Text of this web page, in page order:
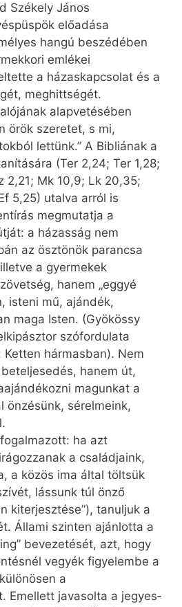
Székely János
előadása
hangú beszédében
emlékei
a há­zas­kapcsolat és a
meghittségét.
alapvetésében
örök szeretet, s mi,
lettünk.” A Bibliának a
(Ter 2,24; Ter 1,28;
2,21; Mk 10,9; Lk 20,35;
5,25) utalva arról is
megmutatja a
a házasság nem
az ösztönök parancsa
a gyermekek
hanem „eggyé
isteni mű, ajándék,
maga Isten. (Gyökössy
szófordulata
Ketten hármasban). Nem
hanem út,
magunkat a
önzésünk, sérelmeink,
ha azt
a családjaink,
a közös ima által töltsük
lássunk túl önző
kiterjesztése”), tanuljuk a
Állami szinten ajánlotta a
bevezetését, azt, hogy
vegyék figyelembe a
a
Emellett javasolta a jegyes­